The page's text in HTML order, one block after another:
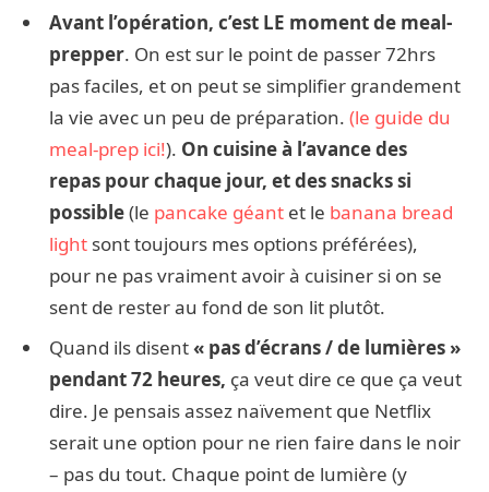
Avant l’opération, c’est LE moment de meal-
prepper. On est sur le point de passer 72hrs
pas faciles, et on peut se simplifier grandement
la vie avec un peu de préparation. (le guide du
meal-prep ici!). On cuisine à l’avance des
repas pour chaque jour, et des snacks si
possible(le pancake géant et le banana bread
light sont toujours mes options préférées),
pour ne pas vraiment avoir à cuisiner si on se
sent de rester au fond de son lit plutôt.
Quand ils disent« pas d’écrans / de lumières »
pendant 72 heures, ça veut dire ce que ça veut
dire. Je pensais assez naïvement que Netflix
serait une option pour ne rien faire dans le noir
– pas du tout. Chaque point de lumière (y